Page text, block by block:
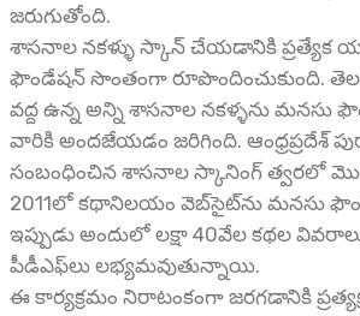
జరుగుతోంది.
శాసనాల నకళ్ళు స్కాన్ చేయడానికి ప్రత్యేక
ఫౌండేషన్ సొంతంగా రూపొందించుకుంది.
వద్ద ఉన్న అన్ని శాసనాల నకళ్ళను మనసు
వారికి అందజేయడం జరిగింది. ఆంధ్రప్రదేశ్
సంబంధించిన శాసనాల స్కానింగ్ త్వరలో
2011లో కథానిలయం వెబ్‌సైట్‌ను మనసు
ఇప్పుడు అందులో లక్షా 40వేల కథల
పీడీఎఫ్‌లు లభ్యమవుతున్నాయి.
ఈ కార్యక్రమం నిరాటంకంగా జరగడానికి